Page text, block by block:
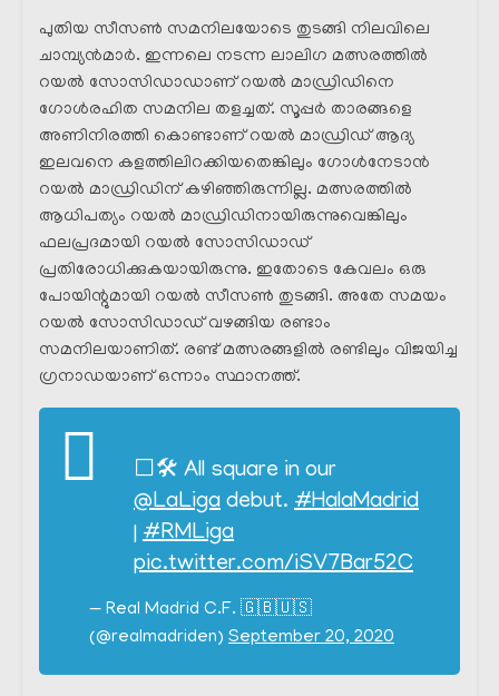
പുതിയ സീസൺ സമനിലയോടെ തുടങ്ങി നിലവിലെ
ചാമ്പ്യൻമാർ. ഇന്നലെ നടന്ന ലാലിഗ മത്സരത്തിൽ
റയൽ സോസിഡാഡാണ് റയൽ മാഡ്രിഡിനെ
ഗോൾരഹിത സമനില തളച്ചത്. സൂപ്പർ താരങ്ങളെ
അണിനിരത്തി കൊണ്ടാണ് റയൽ മാഡ്രിഡ്‌ ആദ്യ
ഇലവനെ കളത്തിലിറക്കിയതെങ്കിലും ഗോൾനേടാൻ
റയൽ മാഡ്രിഡിന് കഴിഞ്ഞിരുന്നില്ല. മത്സരത്തിൽ
ആധിപത്യം റയൽ മാഡ്രിഡിനായിരുന്നുവെങ്കിലും
ഫലപ്രദമായി റയൽ സോസിഡാഡ്
പ്രതിരോധിക്കുകയായിരുന്നു. ഇതോടെ കേവലം ഒരു
പോയിന്റുമായി റയൽ സീസൺ തുടങ്ങി. അതേ സമയം
റയൽ സോസിഡാഡ് വഴങ്ങിയ രണ്ടാം
സമനിലയാണിത്. രണ്ട് മത്സരങ്ങളിൽ രണ്ടിലും വിജയിച്ച
ഗ്രനാഡയാണ് ഒന്നാം സ്ഥാനത്ത്.
⬜️🛠️ All square in our
@LaLiga debut. #HalaMadrid
| #RMLiga
pic.twitter.com/iSV7Bar52C
— Real Madrid C.F. 🇬🇧🇺🇸
(@realmadriden) September 20, 2020